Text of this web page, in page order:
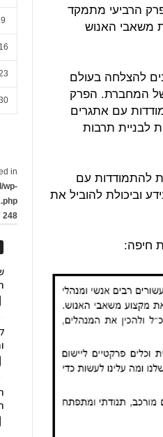
הרביעי מתמקד
משאבי האנוש
להצלחה בעולם
של המחברת. הפרק
עם אתגרים
לבניית תרבות
להתמודדות עם
וביכולת להוביל את
חיפה:
9
16
in
wp-
248